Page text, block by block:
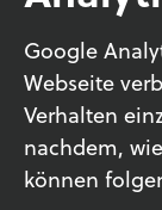
Google
Webseite
Verhalten
nachdem,
können